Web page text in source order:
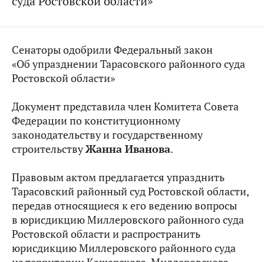
Сенаторы одобрили Федеральный закон
«Об упразднении Тарасовского районного суда
Ростовской области»
Документ представила член Комитета Совета
Федерации по конституционному
законодательству и государственному
строительствуЖанна Иванова.
Правовым актом предлагается упразднить
Тарасовский районный суд Ростовской области,
передав относящиеся к его ведению вопросы
в юрисдикцию Миллеровского районного суда
Ростовской области и распространить
юрисдикцию Миллеровского районного суда